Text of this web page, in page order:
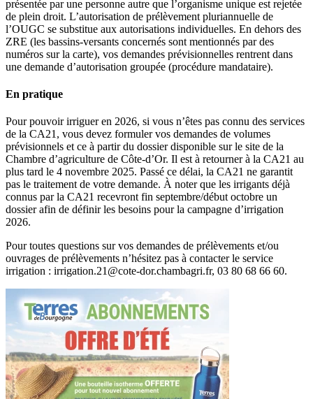
présentée par une personne autre que l’organisme unique est rejetée
de plein droit. L’autorisation de prélèvement pluriannuelle de
l’OUGC se substitue aux autorisations individuelles. En dehors des
ZRE (les bassins-versants concernés sont mentionnés par des
numéros sur la carte), vos demandes prévisionnelles rentrent dans
une demande d’autorisation groupée (procédure mandataire).
En pratique
Pour pouvoir irriguer en 2026, si vous n’êtes pas connu des services
de la CA21, vous devez formuler vos demandes de volumes
prévisionnels et ce à partir du dossier disponible sur le site de la
Chambre d’agriculture de Côte-d’Or. Il est à retourner à la CA21 au
plus tard le 4 novembre 2025. Passé ce délai, la CA21 ne garantit
pas le traitement de votre demande. À noter que les irrigants déjà
connus par la CA21 recevront fin septembre/début octobre un
dossier afin de définir les besoins pour la campagne d’irrigation
2026.
Pour toutes questions sur vos demandes de prélèvements et/ou
ouvrages de prélèvements n’hésitez pas à contacter le service
irrigation : irrigation.21@cote-dor.chambagri.fr, 03 80 68 66 60.